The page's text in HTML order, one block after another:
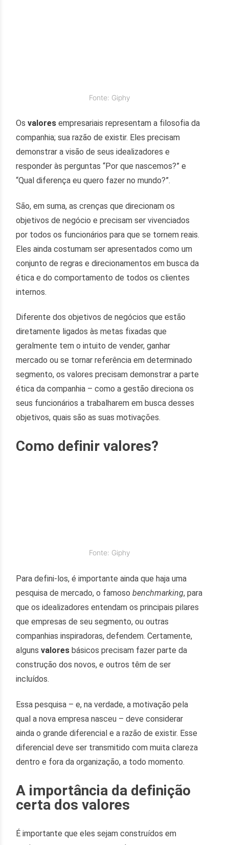
Fonte: Giphy
Osvaloresempresariais representam a filosofia da
companhia; sua razão de existir. Eles precisam
demonstrar a visão de seus idealizadores e
responder às perguntas “Por que nascemos?” e
“Qual diferença eu quero fazer no mundo?”.
São, em suma, as crenças que direcionam os
objetivos de negócio e precisam ser vivenciados
por todos os funcionários para que se tornem reais.
Eles ainda costumam ser apresentados como um
conjunto de regras e direcionamentos em busca da
ética e do comportamento de todos os clientes
internos.
Diferente dos objetivos de negócios que estão
diretamente ligados às metas fixadas que
geralmente tem o intuito de vender, ganhar
mercado ou se tornar referência em determinado
segmento, os valores precisam demonstrar a parte
ética da companhia – como a gestão direciona os
seus funcionários a trabalharem em busca desses
objetivos, quais são as suas motivações.
Como definir valores?
Fonte: Giphy
Para defini-los, é importante ainda que haja uma
pesquisa de mercado, o famosobenchmarking, para
que os idealizadores entendam os principais pilares
que empresas de seu segmento, ou outras
companhias inspiradoras, defendem. Certamente,
algunsvaloresbásicos precisam fazer parte da
construção dos novos, e outros têm de ser
incluídos.
Essa pesquisa – e, na verdade, a motivação pela
qual a nova empresa nasceu – deve considerar
ainda o grande diferencial e a razão de existir. Esse
diferencial deve ser transmitido com muita clareza
dentro e fora da organização, a todo momento.
A importância da definição
certa dos valores
É importante que eles sejam construídos em